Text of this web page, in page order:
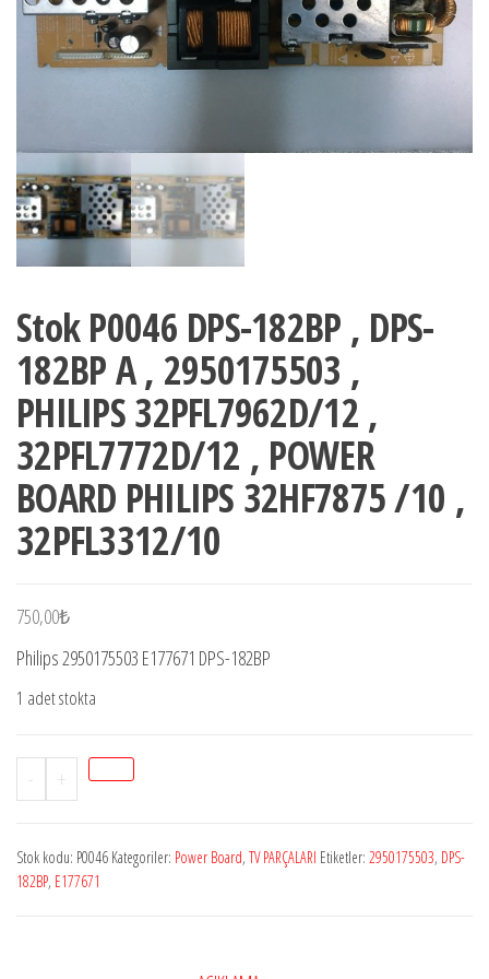
Stok P0046 DPS-182BP , DPS-
182BP A , 2950175503 ,
PHILIPS 32PFL7962D/12 ,
32PFL7772D/12 , POWER
BOARD PHILIPS 32HF7875 /10 ,
32PFL3312/10
750,00₺
Philips 2950175503 E177671 DPS-182BP
1 adet stokta
-
Stok
P0046
182BP
,
+
Stok kodu: P0046 Kategoriler: Power Board, TV PARÇALARI Etiketler: 2950175503, DPS-
182BP, E177671